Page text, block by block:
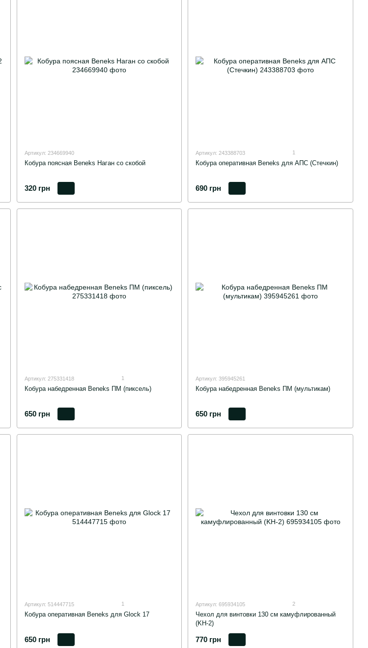
Артикул: 234669940
Кобура поясная Beneks Наган со скобой
320 грн
Артикул: 243388703 1
Кобура оперативная Beneks для АПС (Стечкин)
690 грн
Артикул: 275331418 1
Кобура набедренная Beneks ПМ (пиксель)
650 грн
Артикул: 395945261
Кобура набедренная Beneks ПМ (мультикам)
650 грн
Артикул: 514447715 1
Кобура оперативная Beneks для Glock 17
650 грн
Артикул: 695934105 2
Чехол для винтовки 130 см камуфлированный
(KH-2)
770 грн